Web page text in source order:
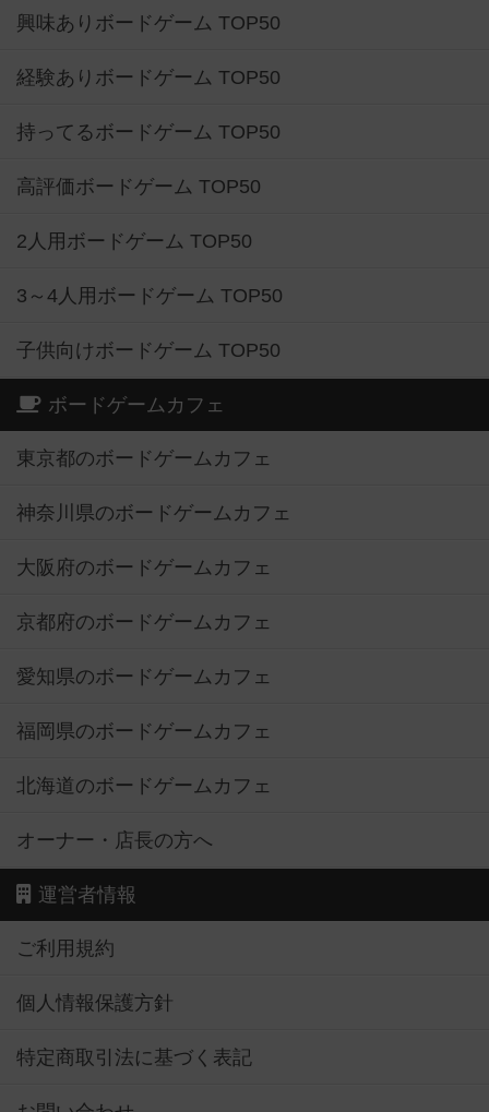
興味ありボードゲーム TOP50
経験ありボードゲーム TOP50
持ってるボードゲーム TOP50
高評価ボードゲーム TOP50
2人用ボードゲーム TOP50
3～4人用ボードゲーム TOP50
子供向けボードゲーム TOP50
ボードゲームカフェ
東京都のボードゲームカフェ
神奈川県のボードゲームカフェ
大阪府のボードゲームカフェ
京都府のボードゲームカフェ
愛知県のボードゲームカフェ
福岡県のボードゲームカフェ
北海道のボードゲームカフェ
オーナー・店長の方へ
運営者情報
ご利用規約
個人情報保護方針
特定商取引法に基づく表記